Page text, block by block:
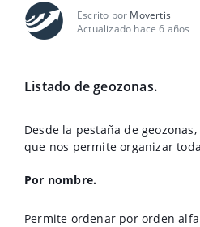
Escrito por Movertis
Actualizado hace 6 años
Listado de geozonas.
Desde la pestaña de
que nos permite organizar
Por nombre.
Permite ordenar por orden